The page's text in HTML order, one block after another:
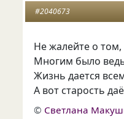
#2040673
Не жалейте о том,
Многим было
Жизнь дается
А вот старость
© Светлана